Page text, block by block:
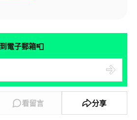
電子郵箱📮
看留言 分享